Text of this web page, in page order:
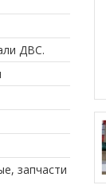
ДВС.
запчасти